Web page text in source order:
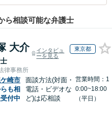
ら相談可能な弁護士
大介
インタビュ
ーを見る
東京都
律事務所
崎市
も相
付中
面談方法(対面・
電話・ビデオな
ど)は応相談
営業時間：1
0:00~18:00
（平日）